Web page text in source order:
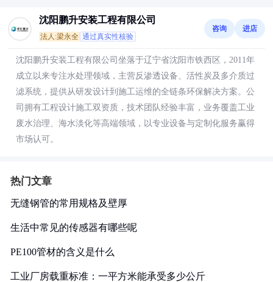
沈阳鹏升安装工程有限公司
法人:梁永全 通过真实性核验
咨询 进店
沈阳鹏升安装工程有限公司坐落于辽宁省沈阳市铁西区，2011年
成立以来专注水处理领域，主营反渗透设备、活性炭及多介质过
滤系统，提供从研发设计到施工运维的全链条环保解决方案。公
司拥有工程设计施工双资质，技术团队经验丰富，业务覆盖工业
废水治理、海水淡化等高端领域，以专业设备与定制化服务赢得
市场认可。
热门文章
无缝钢管的常用规格及壁厚
生活中常见的传感器有哪些呢
PE100管材的含义是什么
工业厂房载重标准：一平方米能承受多少公斤